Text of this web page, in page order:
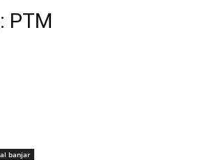
PTM
banjar